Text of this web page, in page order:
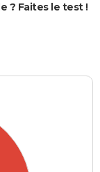
? Faites le test !